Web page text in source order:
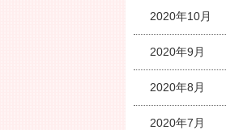
2020年10月
2020年9月
2020年8月
2020年7月